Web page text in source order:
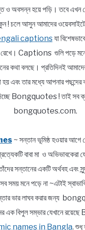
ও অবসন্ন হয়ে পড়ি। তবে এখন
! চলে আসুন আমাদের
captionsযা
রেখে। Captions গুলি পড়ে
কথা বলছে। প্রতিদিনই
এবং তার মধ্যে আপনার পছন্দের
দিচ্ছে Bongquotes ! তাই সব
bongquotes.com.
~ সন্তান ভূমিষ্ঠ হওয়ার আগে
বাবা মা ও অভিভাবকেরা
সন্তানের একটি অর্থবহ এবং
সময় মনে পড়ে না ~এটাই
ভার লাঘব করার জন্য
এক বিপুল সম্ভার যেখানে
names in Bangla. শুধু